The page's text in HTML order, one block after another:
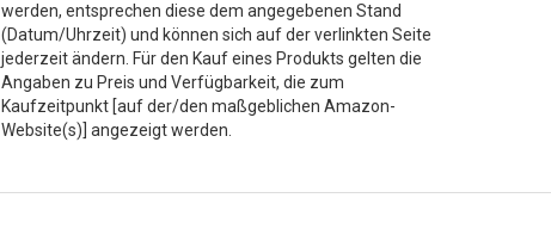
werden, entsprechen diese dem angegebenen Stand
(Datum/Uhrzeit) und können sich auf der verlinkten Seite
jederzeit ändern. Für den Kauf eines Produkts gelten die
Angaben zu Preis und Verfügbarkeit, die zum
Kaufzeitpunkt [auf der/den maßgeblichen Amazon-
Website(s)] angezeigt werden.